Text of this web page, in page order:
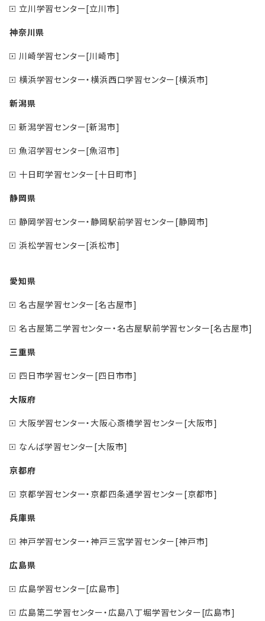
立川学習センター[立川市]
神奈川県
川崎学習センター[川崎市]
横浜学習センター・横浜西口学習センター[横浜市]
新潟県
新潟学習センター[新潟市]
魚沼学習センター[魚沼市]
十日町学習センター[十日町市]
静岡県
静岡学習センター・静岡駅前学習センター[静岡市]
浜松学習センター[浜松市]
愛知県
名古屋学習センター[名古屋市]
名古屋第二学習センター・名古屋駅前学習センター[名古屋市]
三重県
四日市学習センター[四日市市]
大阪府
大阪学習センター・大阪心斎橋学習センター[大阪市]
なんば学習センター[大阪市]
京都府
京都学習センター・京都四条通学習センター[京都市]
兵庫県
神戸学習センター・神戸三宮学習センター[神戸市]
広島県
広島学習センター[広島市]
広島第二学習センター・広島八丁堀学習センター[広島市]